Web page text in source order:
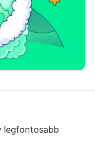
legfontosabb